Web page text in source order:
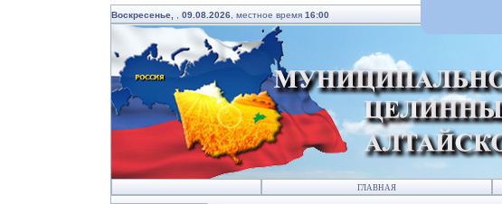
Воскресенье, 09.08.2026 , местное время 16:00
ГЛАВНАЯ